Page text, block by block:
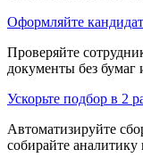
Оформляйте
Проверяйте
документы без бумаг
Ускорьте подбор в 2
Автоматизируйте
собирайте аналитику